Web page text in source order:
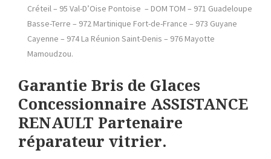
Créteil – 95 Val-D’Oise Pontoise – DOM TOM – 971 Guadeloupe
Basse-Terre – 972 Martinique Fort-de-France – 973 Guyane
Cayenne – 974 La Réunion Saint-Denis – 976 Mayotte
Mamoudzou.
Garantie Bris de Glaces
Concessionnaire ASSISTANCE
RENAULT Partenaire
réparateur vitrier.